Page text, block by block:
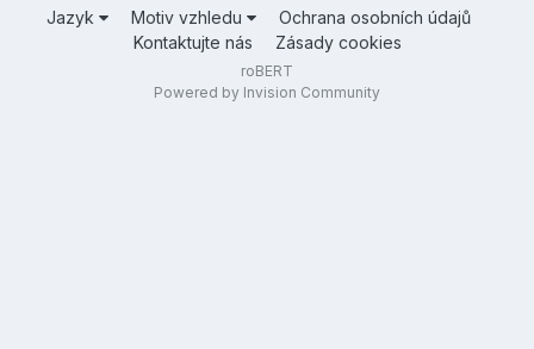
Jazyk Motiv vzhledu
Ochrana osobních údajů
Kontaktujte nás
Zásady cookies
roBERT
Powered by Invision Community